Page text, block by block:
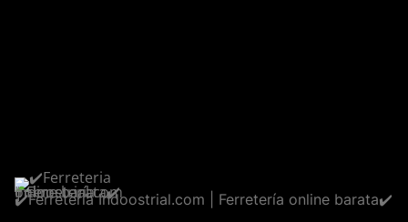
✔️Ferreteria Indoostrial.com | Ferretería online barata✔️